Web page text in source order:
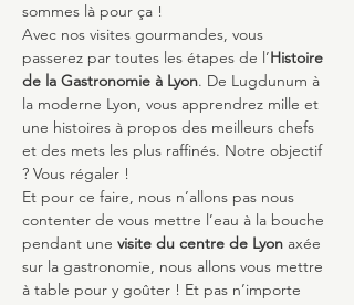
sommes là pour ça !
Avec nos visites gourmandes, vous
passerez par toutes les étapes de l’Histoire
de la Gastronomie à Lyon. De Lugdunum à
la moderne Lyon, vous apprendrez mille et
une histoires à propos des meilleurs chefs
et des mets les plus raffinés. Notre objectif
? Vous régaler !
Et pour ce faire, nous n’allons pas nous
contenter de vous mettre l’eau à la bouche
pendant une visite du centre de Lyon axée
sur la gastronomie, nous allons vous mettre
à table pour y goûter ! Et pas n’importe